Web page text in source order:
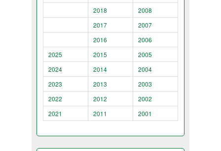
2018
2008
2017
2007
2016
2006
2025
2015
2005
2024
2014
2004
2023
2013
2003
2022
2012
2002
2021
2011 2001